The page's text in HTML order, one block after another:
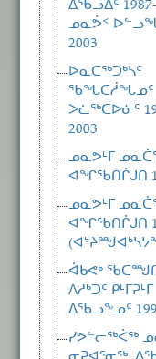
ᐃᖃᓗᐃᑦ 1987-
ᓄᓇᕘᑉ ᐅᓪᓗᖓ
2003
ᐅᓇᑕᖅᑐᒃᓴᑦ
ᖃᖓᑕᓲᖓᓄᑦ
ᐳᓛᖅᑕᐅᓃᑦ
2003
ᓄᓇᕗᒻᒥ
ᐊᖏᖃᑎᒌᒍᑎ
ᓄᓇᕗᒻᒥ
ᐊᖏᖃᑎᒌᒍᑎ
ᐋᑲᕙᒃ
ᐱᓱᒃᑐᑦ ᑭᒻᒥᕈᒻᒥ
ᐃᖃᓗᖕᓄᑦ
ᓯᕗᓪᓕᖅᐹᖅ